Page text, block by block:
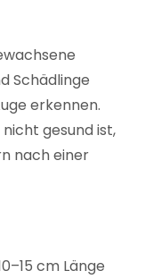
Schädlinge
erkennen.
gesund ist,
nach einer
cm Länge